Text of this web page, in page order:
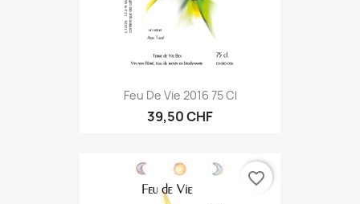
Feu De Vie 2016 75 Cl
39,50 CHF
favorite_border